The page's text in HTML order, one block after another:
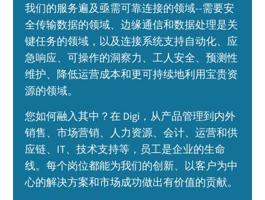
我们的服务遍及亟需可靠连接的领域--需要安
全传输数据的领域、边缘通信和数据处理是关
键任务的领域，以及连接系统支持自动化、应
急响应、可操作的洞察力、工人安全、预测性
维护、降低运营成本和更可持续地利用宝贵资
源的领域。
您如何融入其中？在 Digi，从产品管理到内外
销售、市场营销、人力资源、会计、运营和供
应链、IT、技术支持等，员工是企业的生命
线。每个岗位都能为我们的创新、以客户为中
心的解决方案和市场成功做出有价值的贡献。